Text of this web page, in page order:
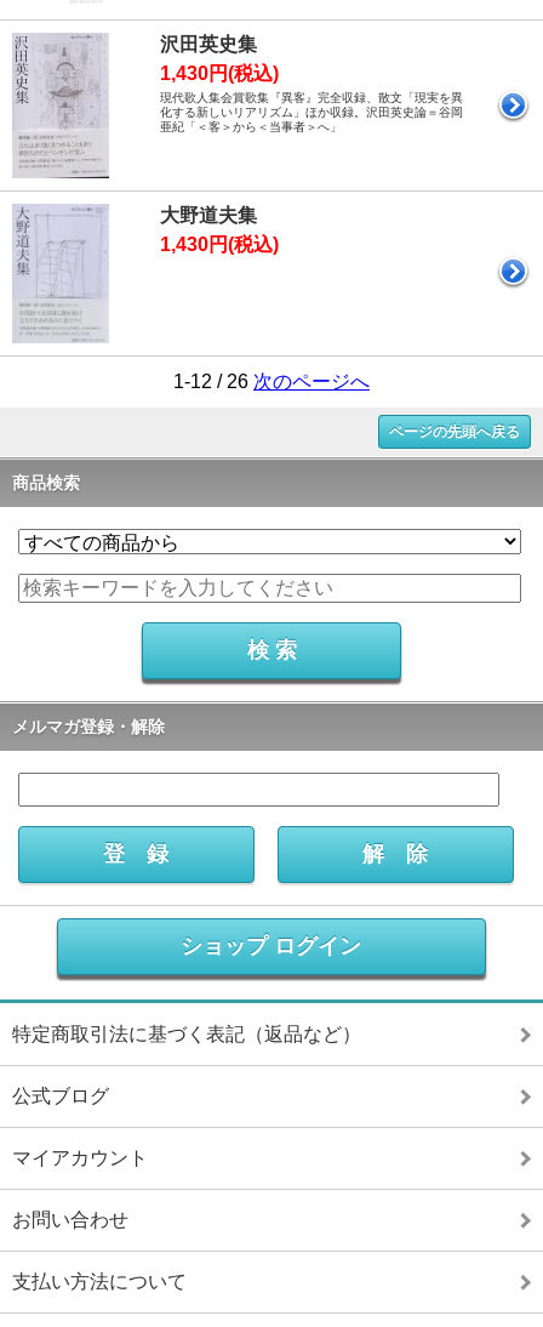
沢田英史集
1,430円(税込)
現代歌人集会賞歌集『異客』完全収録、散文「現実を異
化する新しいリアリズム」ほか収録。沢田英史論＝谷岡
亜紀「＜客＞から＜当事者＞へ」
大野道夫集
1,430円(税込)
1-12 / 26 次のページへ
ページの先頭へ戻る
商品検索
メルマガ登録・解除
ショップ ログイン
特定商取引法に基づく表記（返品など）
公式ブログ
マイアカウント
お問い合わせ
支払い方法について